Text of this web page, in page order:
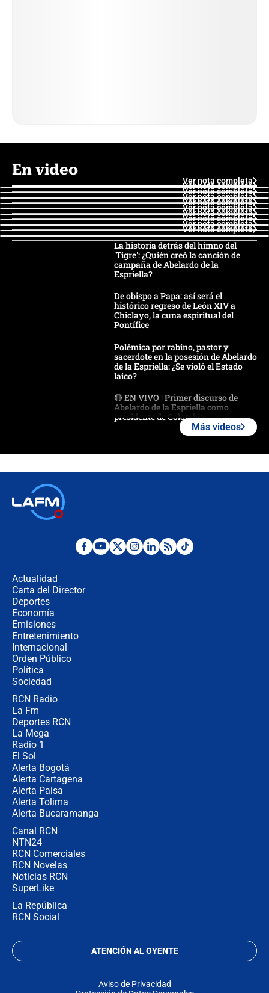
En video
Ver nota completa
Ver nota completa
Ver nota completa
Ver nota completa
Ver nota completa
Ver nota completa
Ver nota completa
Ver nota completa
Ver nota completa
Ver nota completa
La historia detrás del himno del
'Tigre': ¿Quién creó la canción de
campaña de Abelardo de la
Espriella?
De obispo a Papa: así será el
histórico regreso de León XIV a
Chiclayo, la cuna espiritual del
Pontífice
Polémica por rabino, pastor y
sacerdote en la posesión de Abelardo
de la Espriella: ¿Se violó el Estado
laico?
🔴 EN VIVO | Primer discurso de
Abelardo de la Espriella como
presidente de Colombia
Desde dermatitis hasta infecciones:
Más videos
Actualidad
Carta del Director
Deportes
Economía
Emisiones
Entretenimiento
Internacional
Orden Público
Política
Sociedad
RCN Radio
La Fm
Deportes RCN
La Mega
Radio 1
El Sol
Alerta Bogotá
Alerta Cartagena
Alerta Paisa
Alerta Tolima
Alerta Bucaramanga
Canal RCN
NTN24
RCN Comerciales
RCN Novelas
Noticias RCN
SuperLike
La República
RCN Social
ATENCIÓN AL OYENTE
Aviso de Privacidad